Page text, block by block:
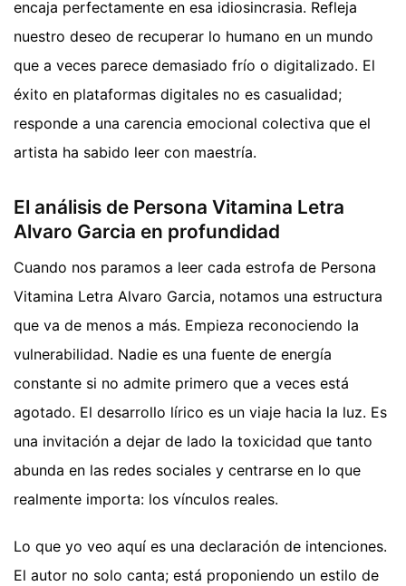
encaja perfectamente en esa idiosincrasia. Refleja
nuestro deseo de recuperar lo humano en un mundo
que a veces parece demasiado frío o digitalizado. El
éxito en plataformas digitales no es casualidad;
responde a una carencia emocional colectiva que el
artista ha sabido leer con maestría.
El análisis de Persona Vitamina Letra
Alvaro Garcia en profundidad
Cuando nos paramos a leer cada estrofa de Persona
Vitamina Letra Alvaro Garcia, notamos una estructura
que va de menos a más. Empieza reconociendo la
vulnerabilidad. Nadie es una fuente de energía
constante si no admite primero que a veces está
agotado. El desarrollo lírico es un viaje hacia la luz. Es
una invitación a dejar de lado la toxicidad que tanto
abunda en las redes sociales y centrarse en lo que
realmente importa: los vínculos reales.
Lo que yo veo aquí es una declaración de intenciones.
El autor no solo canta; está proponiendo un estilo de